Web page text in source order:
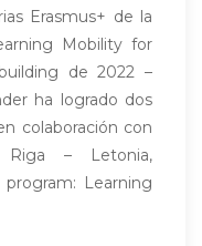
Erasmus+ de la
Mobility for
de 2022 –
ha logrado dos
colaboración con
Riga – Letonia,
Learning